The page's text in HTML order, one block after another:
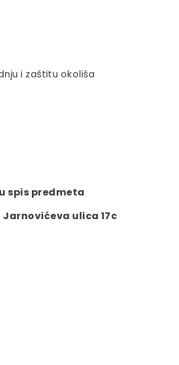
i zaštitu okoliša
spis predmeta
Jarnovićeva ulica 17c